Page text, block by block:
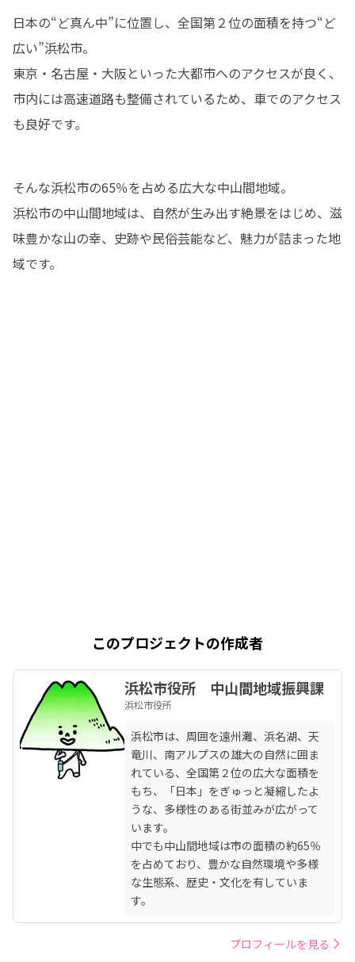
日本の“ど真ん中”に位置し、全国第２位の面積を持つ“ど
広い”浜松市。
東京・名古屋・大阪といった大都市へのアクセスが良く、
市内には高速道路も整備されているため、車でのアクセス
も良好です。
そんな浜松市の65％を占める広大な中山間地域。
浜松市の中山間地域は、自然が生み出す絶景をはじめ、滋
味豊かな山の幸、史跡や民俗芸能など、魅力が詰まった地
域です。
このプロジェクトの作成者
浜松市役所 中山間地域振興課
浜松市役所
浜松市は、周囲を遠州灘、浜名湖、天
竜川、南アルプスの雄大の自然に囲ま
れている、全国第２位の広大な面積を
もち、「日本」をぎゅっと凝縮したよ
うな、多様性のある街並みが広がって
います。
中でも中山間地域は市の面積の約65％
を占めており、豊かな自然環境や多様
な生態系、歴史・文化を有していま
す。
プロフィールを見る